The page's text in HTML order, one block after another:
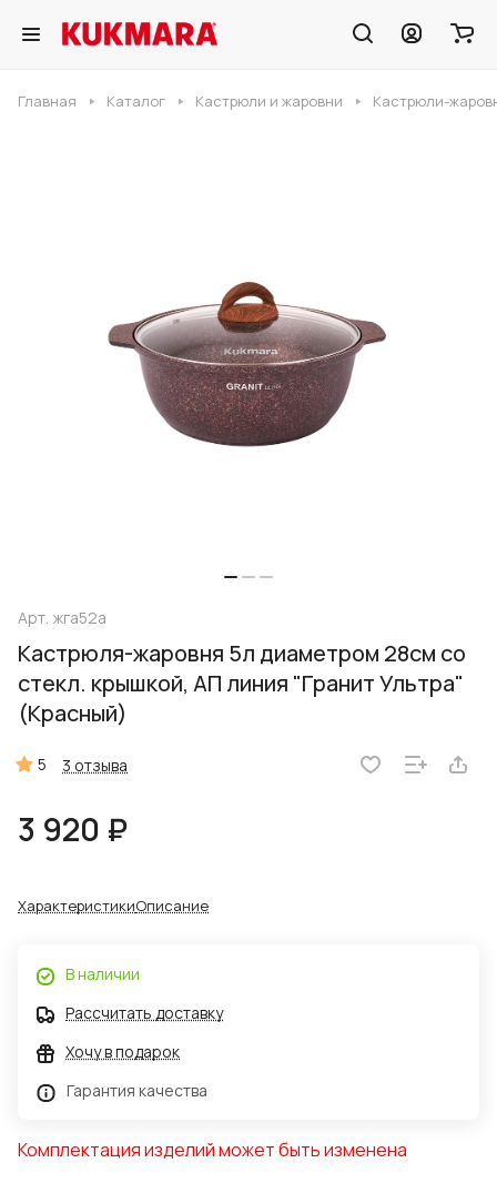
Главная Каталог Кастрюли и жаровни Кастрюли-
Арт. жга52а
Кастрюля-жаровня 5л диаметром 28см со
стекл. крышкой, АП линия "Гранит Ультра"
(Красный)
5 3 отзыва
3 920 ₽
ХарактеристикиОписание
В наличии
Рассчитать доставку
Хочу в подарок
Гарантия качества
Комплектация изделий может быть изменена